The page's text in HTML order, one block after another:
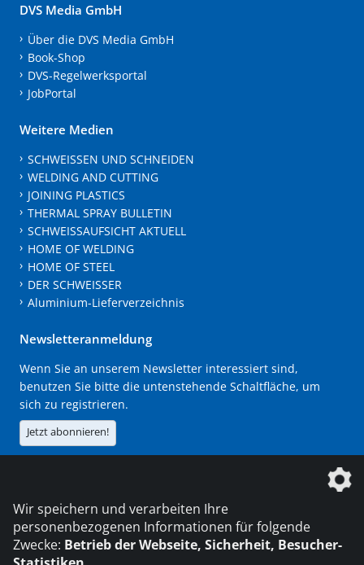
DVS Media GmbH
Über die DVS Media GmbH
Book-Shop
DVS-Regelwerksportal
JobPortal
Weitere Medien
SCHWEISSEN UND SCHNEIDEN
WELDING AND CUTTING
JOINING PLASTICS
THERMAL SPRAY BULLETIN
SCHWEISSAUFSICHT AKTUELL
HOME OF WELDING
HOME OF STEEL
DER SCHWEISSER
Aluminium-Lieferverzeichnis
Newsletteranmeldung
Wenn Sie an unserem Newsletter interessiert sind,
benutzen Sie bitte die untenstehende Schaltfläche, um
sich zu registrieren.
Jetzt abonnieren!
Die DVS Media GmbH ist ein Unternehmen der
Wir speichern und verarbeiten Ihre
personenbezogenen Informationen für folgende
Zwecke: Betrieb der Webseite, Sicherheit, Besucher-